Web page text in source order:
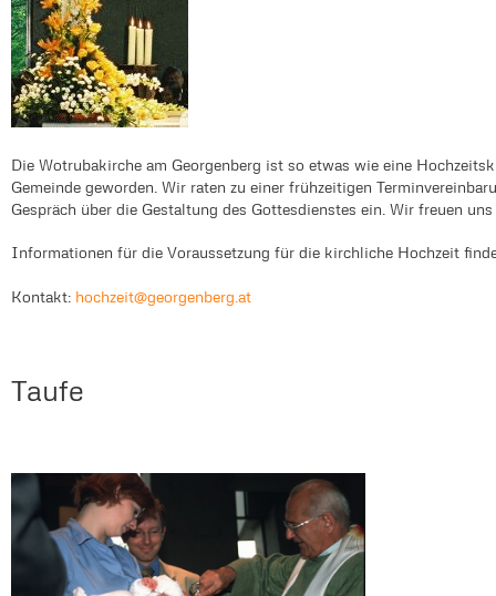
Die Wotrubakirche am Georgenberg ist so etwas wie eine
Gemeinde geworden. Wir raten zu einer frühzeitigen
Gespräch über die Gestaltung des Gottesdienstes ein. Wir freuen
Informationen für die Voraussetzung für die kirchliche Hochzeit
Kontakt: hochzeit@georgenberg.at
Taufe